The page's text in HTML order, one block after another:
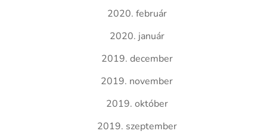
2020. február
2020. január
2019. december
2019. november
2019. október
2019. szeptember